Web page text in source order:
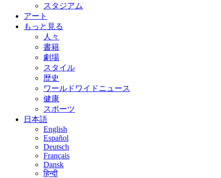
スタジアム
アート
もっと見る
人々
書籍
劇場
スタイル
歴史
ワールドワイドニュース
健康
スポーツ
日本語
English
Español
Deutsch
Français
Dansk
हिन्दी